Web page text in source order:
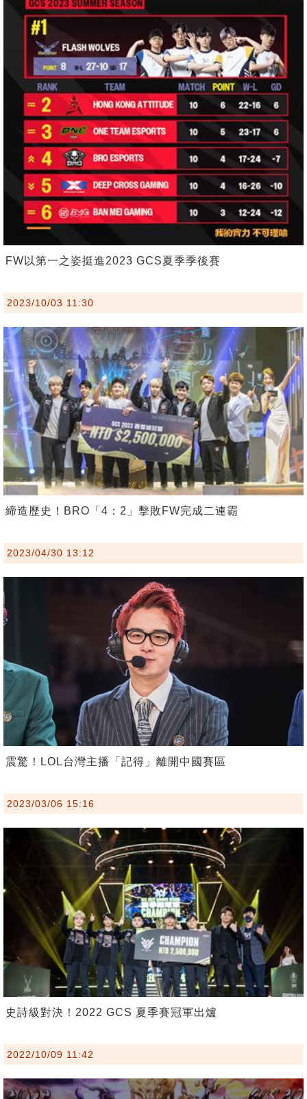
FW以第一之姿挺進2023 GCS夏季季後賽
2023/10/03 11:30
締造歷史！BRO「4：2」擊敗FW完成二連霸
2023/04/30 13:12
震驚！LOL台灣主播「記得」離開中國賽區
2023/03/06 15:16
史詩級對決！2022 GCS 夏季賽冠軍出爐
2022/10/09 11:42